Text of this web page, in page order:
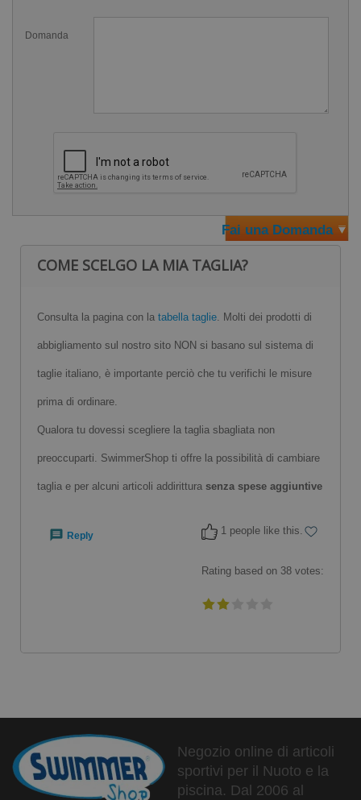
cuciture rinforzate
Domanda
Fai una Domanda
COME SCELGO LA MIA TAGLIA?
Consulta la pagina con la tabella taglie. Molti dei prodotti di
abbigliamento sul nostro sito NON si basano sul sistema di
taglie italiano, è importante perciò che tu verifichi le misure
prima di ordinare.
Qualora tu dovessi scegliere la taglia sbagliata non
preoccuparti. SwimmerShop ti offre la possibilità di cambiare
taglia e per alcuni articoli addirittura senza spese aggiuntive
1 people like this.
Rating based on 38 votes:
Reply
Negozio online di articoli
sportivi per il Nuoto e la
piscina. Dal 2006 al